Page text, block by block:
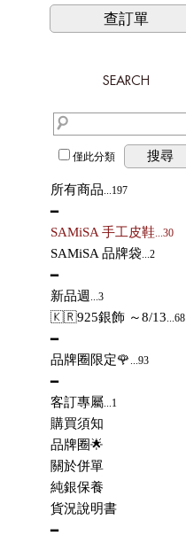
查訂單
僅此分類 搜尋
所有商品...197
━
SAMiSA 手工皮鞋...30
SAMiSA 品牌袋...2
━
新品週 ...3
🇰🇷925銀飾 ～8/13...68
━
品牌圈限定🌹 ...93
━
客訂專屬...1
購買須知
品牌圈🌟
關於併單
純銀保養
貨況說明書
━